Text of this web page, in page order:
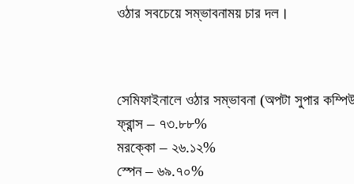
ওঠার সবচেয়ে সম্ভাবনাময় চার দল।
সেমিফাইনালে ওঠার সম্ভাবনা (অপটা সুপার
ফ্রান্স – ৭৩.৮৮%
মরক্কো – ২৬.১২%
স্পেন – ৬৯.৭০%